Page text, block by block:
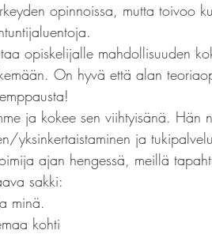
opinnoissa, mutta toivoo
opiskelijalle mahdollisuuden
On hyvä että alan
ja kokee sen viihtyisänä. Hän
yksinkertaistaminen ja
ajan hengessä, meillä
sakki:
minä.
kohti